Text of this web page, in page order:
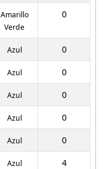
Amarillo
Verde
0
Azul
0
Azul
0
Azul
0
Azul
0
Azul
0
Azul
4